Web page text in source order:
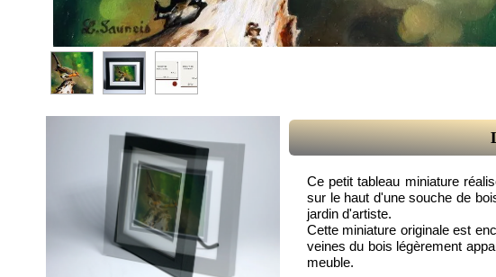
Ce petit tableau miniature
sur le haut d'une souche de
jardin d'artiste.
Cette miniature originale est
veines du bois légèrement
meuble.